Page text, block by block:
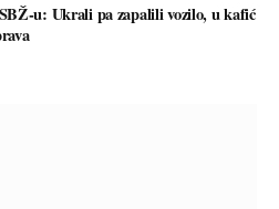
u: Ukrali pa zapalili vozilo, u kafić